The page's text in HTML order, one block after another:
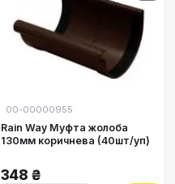
00-00000955
Rain Way Муфта жолоба
130мм коричнева (40шт/уп)
348 ₴